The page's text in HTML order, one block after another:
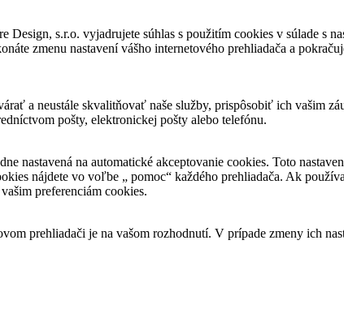
Design, s.r.o. vyjadrujete súhlas s použitím cookies v súlade s
zmenu nastavení vášho internetového prehliadača a
a neustále skvalitňovať naše služby, prispôsobiť ich vašim
pošty, elektronickej pošty alebo telefónu.
nastavená na automatické akceptovanie cookies. Toto
nájdete vo voľbe „ pomoc“ každého prehliadača. Ak
preferenciám cookies.
prehliadači je na vašom rozhodnutí. V prípade zmeny ich